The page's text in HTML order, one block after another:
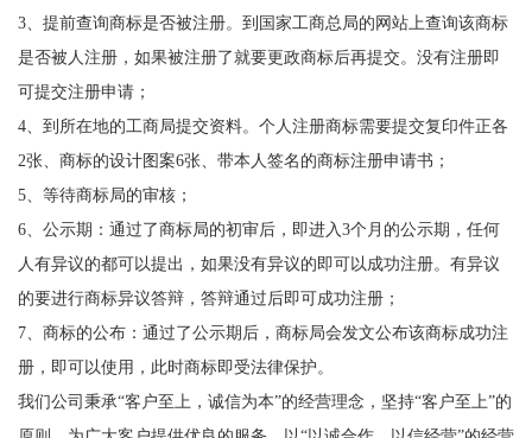
3、提前查询商标是否被注册。到国家工商总局的网站上查询该商标
是否被人注册，如果被注册了就要更政商标后再提交。没有注册即
可提交注册申请；
4、到所在地的工商局提交资料。个人注册商标需要提交复印件正各
2张、商标的设计图案6张、带本人签名的商标注册申请书；
5、等待商标局的审核；
6、公示期：通过了商标局的初审后，即进入3个月的公示期，任何
人有异议的都可以提出，如果没有异议的即可以成功注册。有异议
的要进行商标异议答辩，答辩通过后即可成功注册；
7、商标的公布：通过了公示期后，商标局会发文公布该商标成功注
册，即可以使用，此时商标即受法律保护。
我们公司秉承“客户至上，诚信为本”的经营理念，坚持“客户至上”的